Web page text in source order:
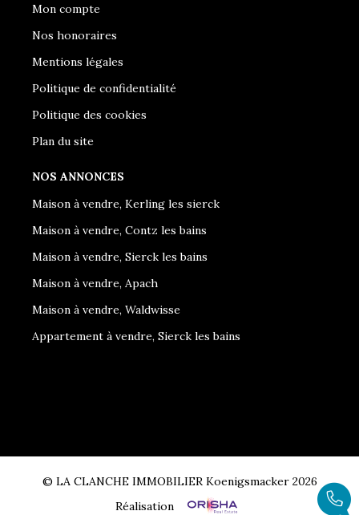
Mon compte
Nos honoraires
Mentions légales
Politique de confidentialité
Politique des cookies
Plan du site
NOS ANNONCES
Maison à vendre, Kerling les sierck
Maison à vendre, Contz les bains
Maison à vendre, Sierck les bains
Maison à vendre, Apach
Maison à vendre, Waldwisse
Appartement à vendre, Sierck les bains
© LA CLANCHE IMMOBILIER Koenigsmacker 2026
Réalisation